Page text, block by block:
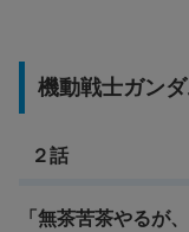
機動戦士ガン
２話
「無茶苦茶やるが